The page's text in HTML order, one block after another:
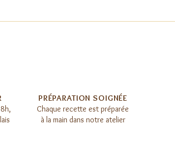
PRÉPARATION SOIGNÉE​
Chaque recette est préparée
à la main dans notre atelier